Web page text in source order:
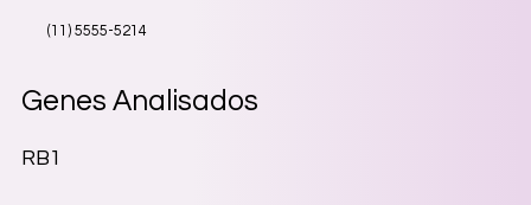
(11) 5555-5214
Genes Analisados
RB1